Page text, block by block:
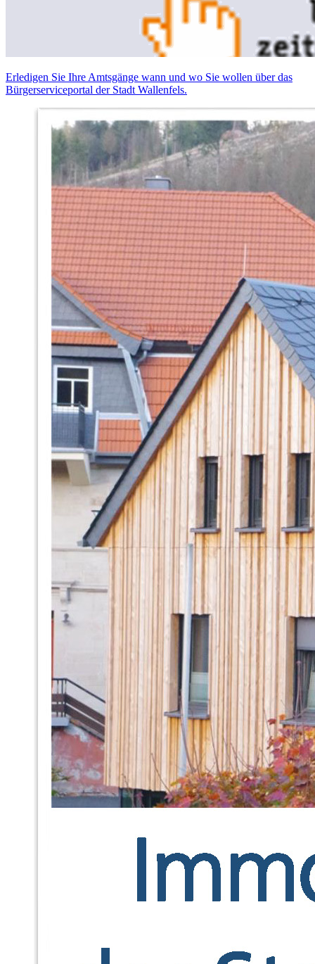
Erledigen Sie Ihre Amtsgänge wann und wo Sie wollen über das
Bürgerserviceportal der Stadt Wallenfels.